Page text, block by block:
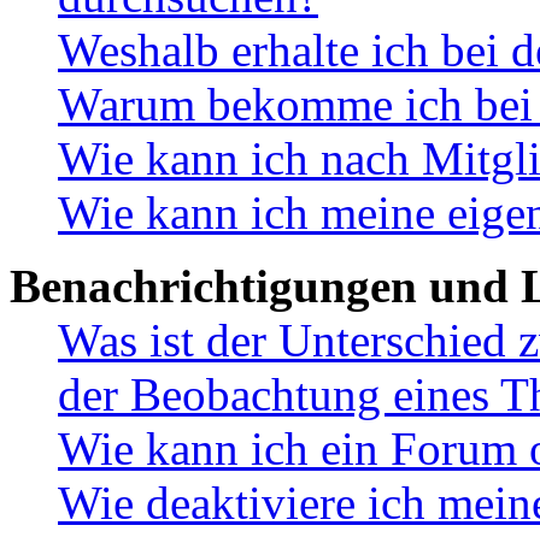
Weshalb erhalte ich bei
Warum bekomme ich
Wie kann ich nach
Wie kann ich meine
Benachrichtigungen und
Was ist der Unterschied
der Beobachtung eines
Wie kann ich ein Forum
Wie deaktiviere ich